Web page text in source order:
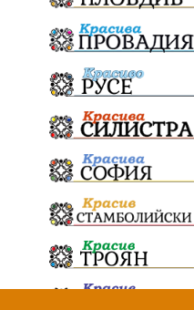
БрашноСтоименов
БългарскоКачество
ПолитическоЗадкулисие
КомарДрон
ВоенниТехнологии